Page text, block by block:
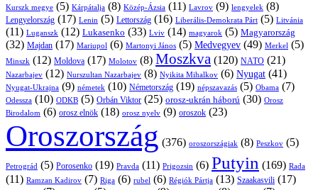
Kurszk megye (5) Kárpátalja (8) Közép-Ázsia (11) Lavrov (9) lengyelek (8)
Lengyelország (17) Lenin (5) Lettország (16) Liberális-Demokrata Párt (5) Litvánia
(11) Luganszk (12) Lukasenko (33) Lviv (14) magyarok (5) Magyarország
(32) Majdan (17) Mariupol (6) Martonyi János (5) Medvegyev (49) Merkel (5)
Minszk (12) Moldova (17) Molotov (8) Moszkva (120) NATO (21)
Nazarbajev (12) Nurszultan Nazarbajev (8) Nyikita Mihalkov (6) Nyugat (41)
Nyugat-Ukrajna (9) németek (10) Németország (19) népszavazás (5) Obama (7)
Odessza (10) ODKB (5) Orbán Viktor (25) orosz-ukrán háború (30) Orosz
Birodalom (6) orosz elnök (18) orosz nyelv (9) oroszok (23)
Oroszország (376) oroszországiak (8) Peszkov (5)
Petrográd (5) Porosenko (19) Pravda (11) Prigozsin (6) Putyin (169) Rada
(11) Ramzan Kadirov (7) Riga (6) rubel (6) Régiók Pártja (13) Szaakasvili (17)